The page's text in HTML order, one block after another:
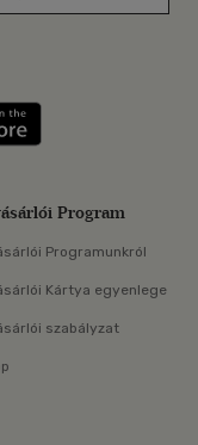
meg: Google
Program
Programunkról
Kártya egyenlege
szabályzat